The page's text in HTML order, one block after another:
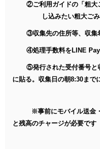
②ご利用ガイドの「粗大
し込みたい粗大ご
③収集先の住所等、収集
④処理手数料をLINE Pay
⑤発行された受付番号と
に貼る。収集日の朝8:30まで
※事前にモバイル送金
と残高のチャージが必要です